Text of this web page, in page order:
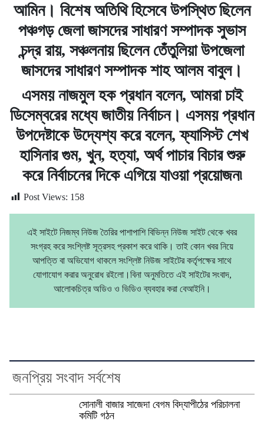
আমিন। বিশেষ অতিথি হিসেবে উপস্থিত ছিলেন
পঞ্চগড় জেলা জাসদের সাধারণ সম্পাদক সুভাস
চন্দ্র রায়, সঞ্চলনায় ছিলেন তেঁতুলিয়া উপজেলা
জাসদের সাধারণ সম্পাদক শাহ আলম বাবুল।
এসময় নাজমুল হক প্রধান বলেন, আমরা চাই
ডিসেম্বরের মধ্যে জাতীয় নির্বাচন। এসময় প্রধান
উপদেষ্টাকে উদ্যেশ্য করে বলেন, ফ্যাসিস্ট শেখ
হাসিনার গুম, খুন, হত্যা, অর্থ পাচার বিচার শুরু
করে নির্বাচনের দিকে এগিয়ে যাওয়া প্রয়োজন৷
Post Views: 158
এই সাইটে নিজম্ব নিউজ তৈরির পাশাপাশি বিভিন্ন নিউজ সাইট থেকে খবর
সংগ্রহ করে সংশ্লিষ্ট সূত্রসহ প্রকাশ করে থাকি। তাই কোন খবর নিয়ে
আপত্তি বা অভিযোগ থাকলে সংশ্লিষ্ট নিউজ সাইটের কর্তৃপক্ষের সাথে
যোগাযোগ করার অনুরোধ রইলো।বিনা অনুমতিতে এই সাইটের সংবাদ,
আলোকচিত্র অডিও ও ভিডিও ব্যবহার করা বেআইনি।
জনপ্রিয় সংবাদ সর্বশেষ
সোনালী বাজার সাজেদা বেগম বিদ্যাপীঠের পরিচালনা
কমিটি গঠন